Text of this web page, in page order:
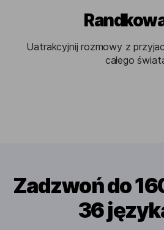
Uatrakcyjnij rozmowy z
całego
Zadzwoń do
36